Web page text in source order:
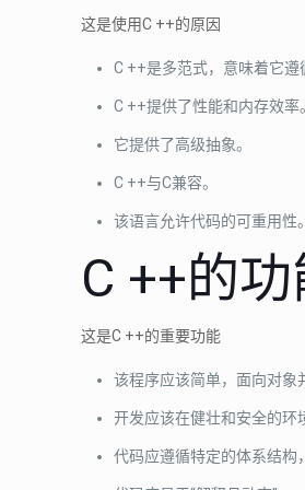
这是使用C ++的原因
C ++是多范式，意味着它遵
C ++提供了性能和内存效率
它提供了高级抽象。
C ++与C兼容。
该语言允许代码的可重用性。
C ++的
这是C ++的重要功能
该程序应该简单，面向对象
开发应该在健壮和安全的环
代码应遵循特定的体系结构